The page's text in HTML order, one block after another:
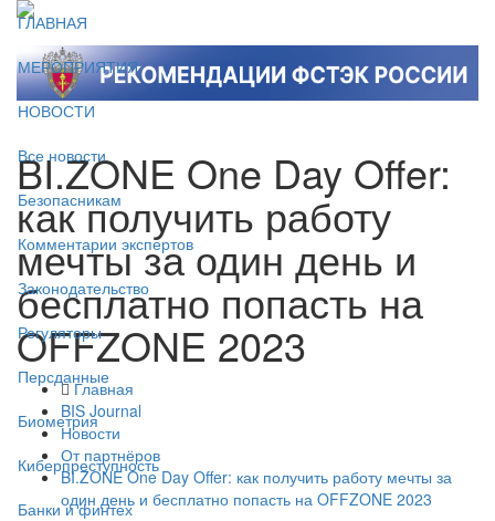
ГЛАВНАЯ
МЕРОПРИЯТИЯ
НОВОСТИ
Все новости
Безопасникам
Комментарии экспертов
Законодательство
Регуляторы
Персданные
Биометрия
Киберпреступность
Банки и финтех
BI.ZONE One Day Offer:
как получить работу
мечты за один день и
бесплатно попасть на
OFFZONE 2023
Главная
BIS Journal
Новости
От партнёров
BI.ZONE One Day Offer: как получить работу мечты за
один день и бесплатно попасть на OFFZONE 2023